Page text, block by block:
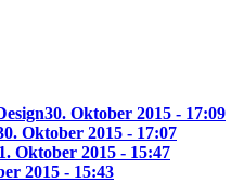
30. Oktober 2015 - 17:09
Oktober 2015 - 17:07
Oktober 2015 - 15:47
2015 - 15:43